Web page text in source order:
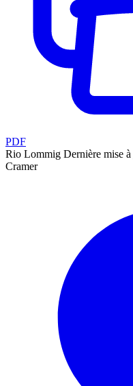
PDF
Rio Lommig Dernière mise
Cramer